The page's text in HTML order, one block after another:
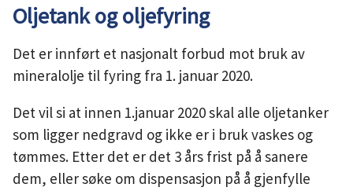
Oljetank og oljefyring
Det er innført et nasjonalt forbud mot bruk av
mineralolje til fyring fra 1. januar 2020.
Det vil si at innen 1.januar 2020 skal alle oljetanker
som ligger nedgravd og ikke er i bruk vaskes og
tømmes. Etter det er det 3 års frist på å sanere
dem, eller søke om dispensasjon på å gjenfylle